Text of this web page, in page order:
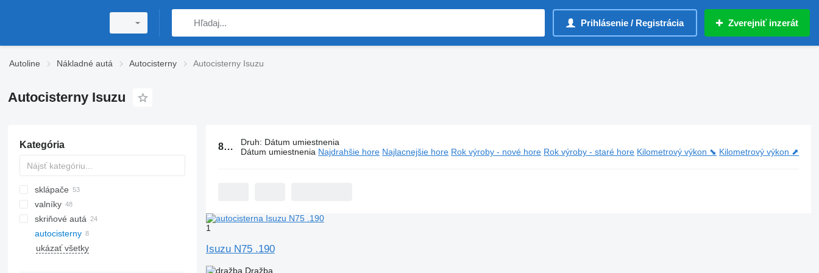
Prihlásenie / Registrácia Zverejniť inzerát
Autoline Nákladné autá Autocisterny Autocisterny Isuzu
Autocisterny Isuzu
Kategória
sklápače
valníky
skriňové autá
autocisterny
ukázať všetky
8 inzerátov: Autocisterny Isuzu
Druh: Dátum umiestnenia
Dátum umiestnenia Najdrahšie hore Najlacnejšie hore Rok výroby - nové hore Rok výroby - staré hore Kilometrový výkon ⬊ Kilometrový výkon ⬈
1
Isuzu N75 .190
Dražba